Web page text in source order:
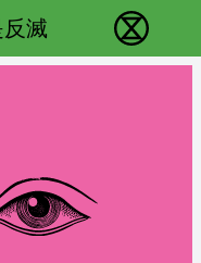
抗滅絕 - Home
滅？